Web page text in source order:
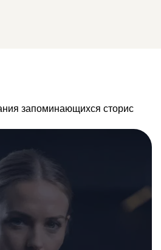
запоминающихся сторис